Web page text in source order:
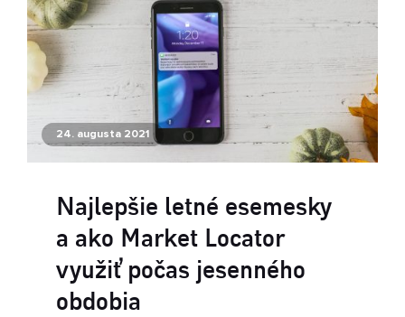
24. augusta 2021
Najlepšie letné esemesky
a ako Market Locator
využiť počas jesenného
obdobia